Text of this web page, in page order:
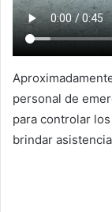
personal de
para controlar
brindar